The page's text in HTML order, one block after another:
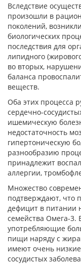
Вследствие
произошли в
поколений,
биологических
последствия для
липидного
во вторых,
баланса
веществ.
Оба этих процесса
сердечно-
ишемическую
недостаточность
гипертоническую
разнообразию
принадлежит
аллергии,
Множество
подтверждают, что
дефицит в питании
семейства Омега-3.
употребляющие
пищи наряду с
имеют очень
сосудистых